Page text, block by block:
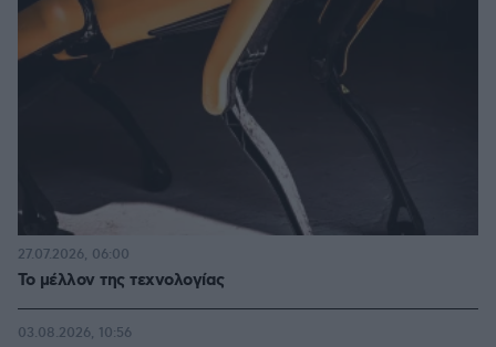
Το μέλλον της τεχνολογίας
27.07.2026, 06:00
03.08.2026, 10:56